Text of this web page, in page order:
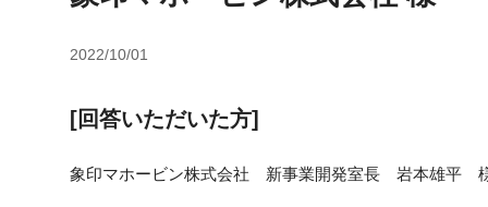
2022/10/01
[回答いただいた方]
象印マホービン株式会社 新事業開発室長 岩本雄平